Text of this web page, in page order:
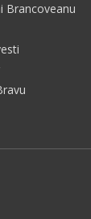
Brancoveanu